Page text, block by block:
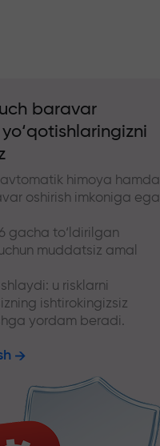
baravar
himoya hamda
oshirish imkoniga ega
gacha to‘ldirilgan
muddatsiz amal
u risklarni
ishtirokingizsiz
yordam beradi.